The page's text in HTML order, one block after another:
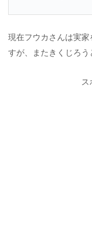
現在フウカさんは実
すが、またきくじろう
ス